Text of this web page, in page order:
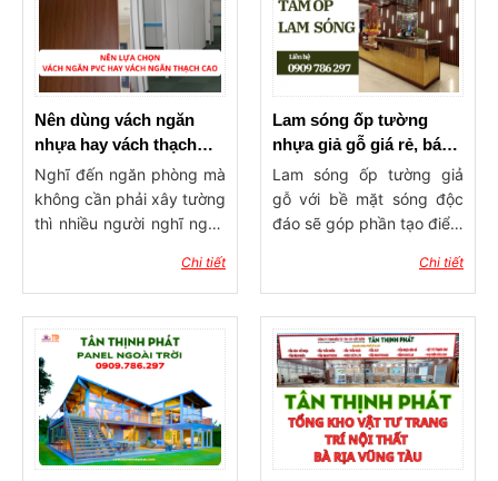
Nên dùng vách ngăn
nhựa hay vách thạch
cao ngăn phòng?
Nghĩ đến ngăn phòng mà
không cần phải xây tường
thì nhiều người nghĩ ngay
biến hiện nay đó là vách
ngăn nhựa và vách thạch
cao. Vậy nên dùng vách
ngăn nhựa hay vách
thạch cao ngăn phòng?
Hãy cùng vật tư Tân
Thịnh Phát tham khảo qua
bài viết dưới đây để tìm ra
giải pháp làm vách ngăn
Chi tiết
Lam sóng ốp tường
nhựa giả gỗ giá rẻ, báo
giá lam ốp tường, trần
Lam sóng ốp tường giả
gỗ với bề mặt sóng độc
đáo sẽ góp phần tạo điểm
trình xây dựng. Sản phẩm
có tính ứng dụng rộng rãi,
được dùng trong trang trí
ốp tường, ốp trần với ưu
điểm độ bền cao, khả
năng chống chịu thời tiết
tốt, mang đến không gian
sống tinh tế, hiện đại và
đẳng cấp.
Chi tiết